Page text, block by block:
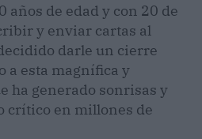
años de edad y con 20 de
y enviar cartas al
darle un cierre
a esta magnífica y
ha generado sonrisas y
crítico en millones de